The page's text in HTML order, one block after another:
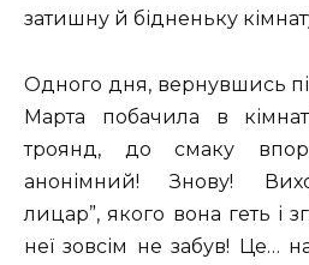
затишну й бідненьку
Одного дня, вернувшись
Марта побачила в
троянд, до смаку
анонімний! Знову!
лицар”, якого вона геть і
неї зовсім не забув! Це…